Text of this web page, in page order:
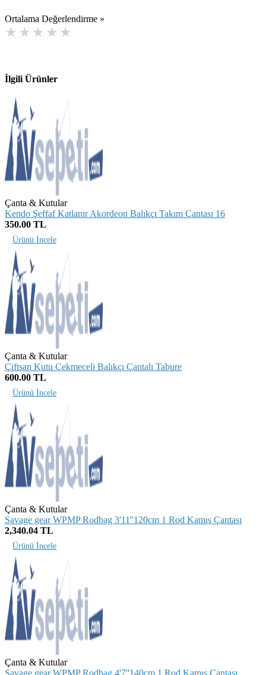
Ortalama Değerlendirme »
İlgili Ürünler
Çanta & Kutular
Kendo Şeffaf Katlanır Akordeon Balıkçı Takım Çantası 16
350.00 TL
Ürünü İncele
Çanta & Kutular
Çiftsan Kutu Çekmeceli Balıkçı Çantalı Tabure
600.00 TL
Ürünü İncele
Çanta & Kutular
Savage gear WPMP Rodbag 3'11''120cm 1 Rod Kamış Çantası
2,340.04 TL
Ürünü İncele
Çanta & Kutular